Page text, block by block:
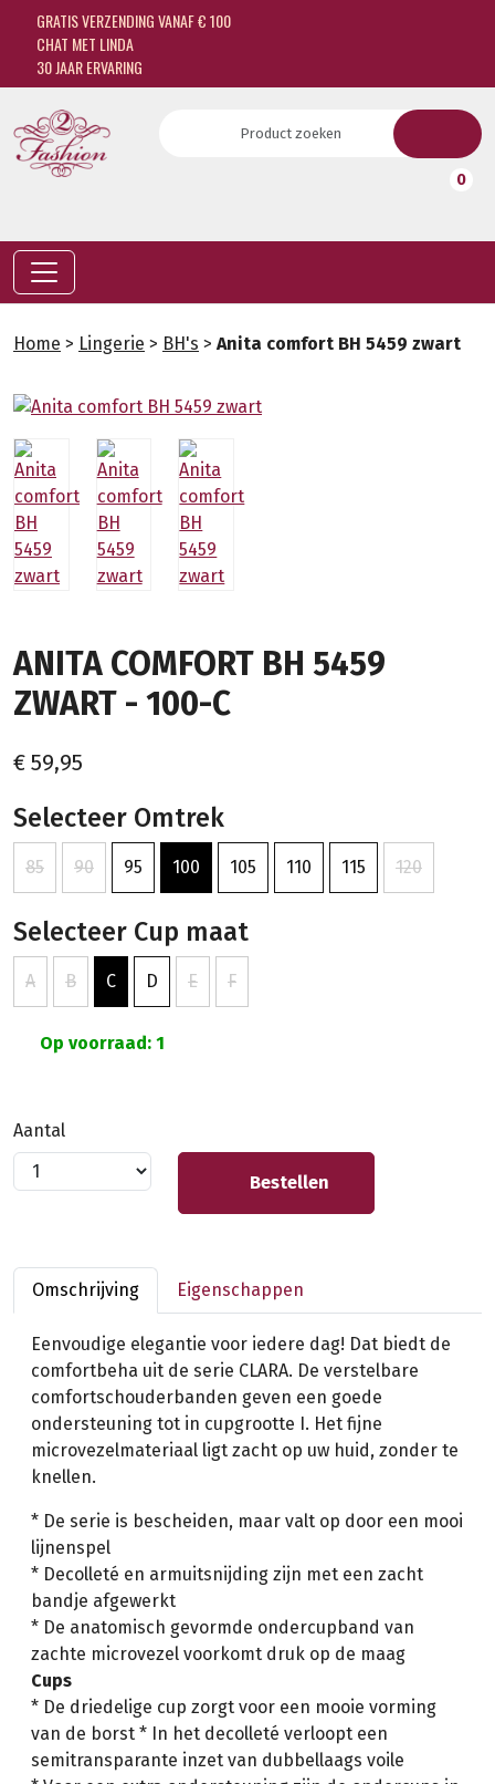
GRATIS VERZENDING VANAF € 100
CHAT MET LINDA
30 JAAR ERVARING
0
Home > Lingerie > BH's > Anita comfort BH 5459 zwart
ANITA COMFORT BH 5459
ZWART - 100-C
€ 59,95
Selecteer Omtrek
85 90 95 100 105 110 115 120
Selecteer Cup maat
A B C D E F
Op voorraad: 1
Aantal
Bestellen
Omschrijving Eigenschappen
Eenvoudige elegantie voor iedere dag! Dat biedt de
comfortbeha uit de serie CLARA. De verstelbare
comfortschouderbanden geven een goede
ondersteuning tot in cupgrootte I. Het fijne
microvezelmateriaal ligt zacht op uw huid, zonder te
knellen.
* De serie is bescheiden, maar valt op door een mooi
lijnenspel
* Decolleté en armuitsnijding zijn met een zacht
bandje afgewerkt
* De anatomisch gevormde ondercupband van
zachte microvezel voorkomt druk op de maag
Cups
* De driedelige cup zorgt voor een mooie vorming
van de borst * In het decolleté verloopt een
semitransparante inzet van dubbellaags voile